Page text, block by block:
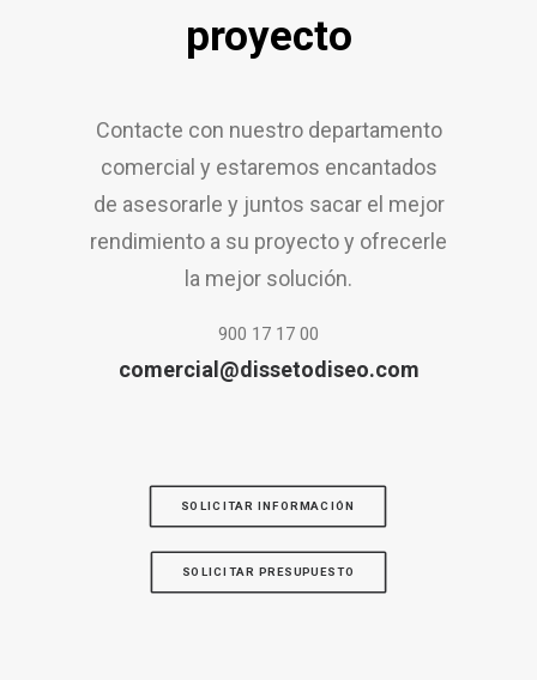
proyecto
Contacte con nuestro departamento
comercial y estaremos encantados
de asesorarle y juntos sacar el mejor
rendimiento a su proyecto y ofrecerle
la mejor solución.
900 17 17 00
comercial@dissetodiseo.com
SOLICITAR INFORMACIÓN
SOLICITAR PRESUPUESTO